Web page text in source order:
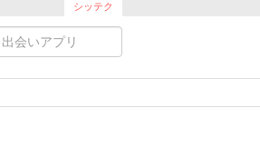
シッテク